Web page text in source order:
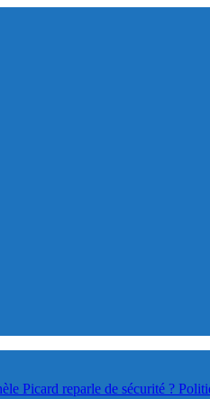
Picard reparle de sécurité ?